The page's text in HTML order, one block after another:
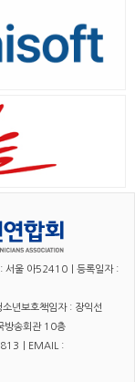
: 서울 아52410｜등록일자 :
년보호책임자 : 장익선
방송회관 10층
｜EMAIL :